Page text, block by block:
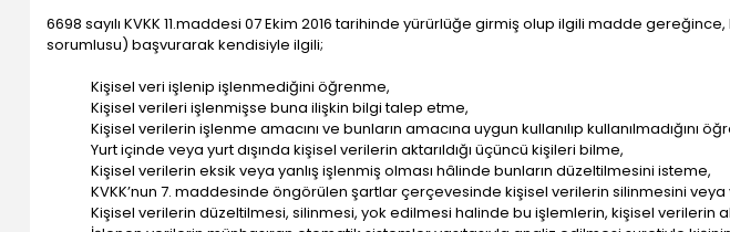
6698 sayılı KVKK 11.maddesi 07 Ekim 2016 tarihinde yürürlüğe girmiş olup ilgili madde
sorumlusu) başvurarak kendisiyle ilgili;
Kişisel veri işlenip işlenmediğini öğrenme,
Kişisel verileri işlenmişse buna ilişkin bilgi talep etme,
Kişisel verilerin işlenme amacını ve bunların amacına uygun kullanılıp kullanılmadığını
Yurt içinde veya yurt dışında kişisel verilerin aktarıldığı üçüncü kişileri bilme,
Kişisel verilerin eksik veya yanlış işlenmiş olması hâlinde bunların düzeltilmesini isteme,
KVKK’nun 7. maddesinde öngörülen şartlar çerçevesinde kişisel verilerin silinmesini
Kişisel verilerin düzeltilmesi, silinmesi, yok edilmesi halinde bu işlemlerin, kişisel verilerin